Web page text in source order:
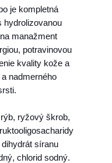
je kompletná
hydrolizovanou
manažment
potravinovou
kvality kože a
nadmerného
ryžový škrob,
síranu
chlorid sodný.